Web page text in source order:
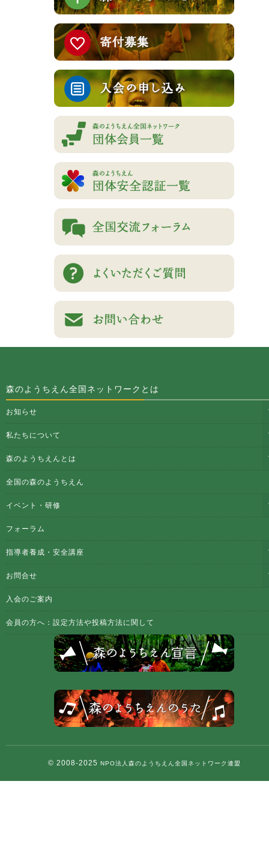
森のようちえん全国ネットワークとは
お知らせ
私たちについて
森のようちえんとは
全国の森のようちえん
イベント・研修
フォーラム
指導者養成・安全講座
お問合せ
入会のご案内
会員の方へ：設定方法や投稿方法に関して
© 2008-2025 NPO法人森のようちえん全国ネットワーク連盟